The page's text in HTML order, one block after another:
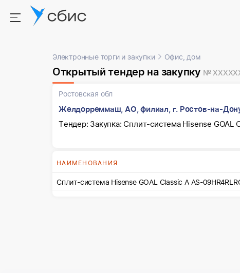
Электронные торги и закупки Офис, дом
Открытый тендер на закупку №
Ростовская обл
Желдорреммаш, АО, филиал, г. Ростов-на-
Тендер: Закупка: Сплит-система Hisense GOAL
НАИМЕНОВАНИЯ
Сплит-система Hisense GOAL Classic A AS-